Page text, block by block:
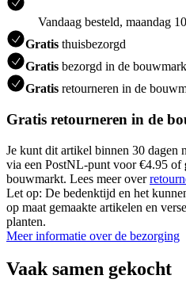
Vandaag besteld, maandag
Gratis thuisbezorgd
Gratis bezorgd in de
Gratis retourneren in de
Gratis retourneren in de
Je kunt dit artikel binnen 30 dagen
via een PostNL-punt voor €4.95 of
bouwmarkt. Lees meer over
Let op: De bedenktijd en het
op maat gemaakte artikelen en
planten.
Meer informatie over de bezorging
Vaak samen gekocht